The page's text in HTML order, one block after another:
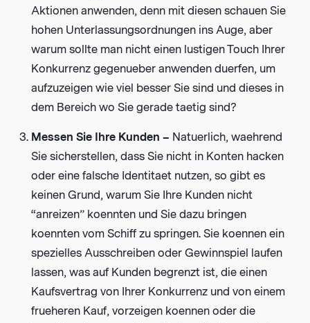
Aktionen anwenden, denn mit diesen schauen Sie
hohen Unterlassungsordnungen ins Auge, aber
warum sollte man nicht einen lustigen Touch Ihrer
Konkurrenz gegenueber anwenden duerfen, um
aufzuzeigen wie viel besser Sie sind und dieses in
dem Bereich wo Sie gerade taetig sind?
Messen Sie Ihre Kunden – Natuerlich, waehrend
Sie sicherstellen, dass Sie nicht in Konten hacken
oder eine falsche Identitaet nutzen, so gibt es
keinen Grund, warum Sie Ihre Kunden nicht
“anreizen” koennten und Sie dazu bringen
koennten vom Schiff zu springen. Sie koennen ein
spezielles Ausschreiben oder Gewinnspiel laufen
lassen, was auf Kunden begrenzt ist, die einen
Kaufsvertrag von Ihrer Konkurrenz und von einem
frueheren Kauf, vorzeigen koennen oder die